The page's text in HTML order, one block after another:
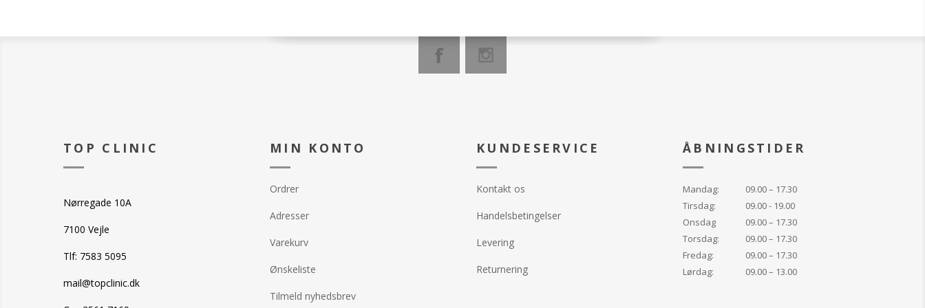
TOP CLINIC
Nørregade 10A
7100 Vejle
Tlf: 7583 5095
mail@topclinic.dk
MIN KONTO
Ordrer
Adresser
Varekurv
Ønskeliste
Tilmeld nyhedsbrev
KUNDESERVICE
Kontakt os
Handelsbetingelser
Levering
Returnering
ÅBNINGSTIDER
Mandag:
09.00 – 17.30
Tirsdag:
09.00 - 19.00
Onsdag
09.00 – 17.30
Torsdag:
09.00 – 17.30
Fredag:
09.00 – 17.30
Lørdag:
09.00 – 13.00